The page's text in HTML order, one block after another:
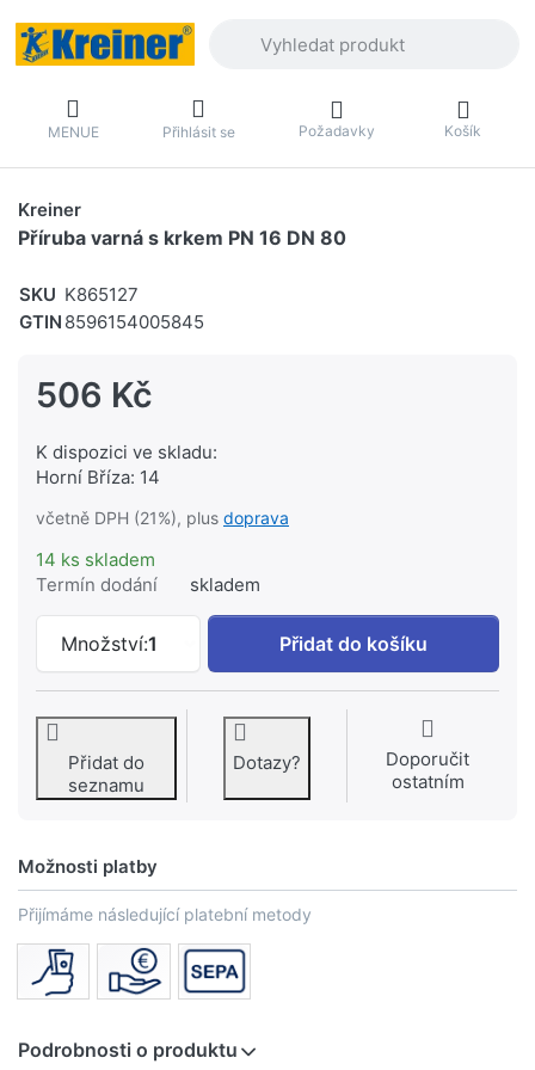
MENUE Přihlásit se Požadavky Košík
Kreiner
Příruba varná s krkem PN 16 DN 80
SKU K865127
GTIN 8596154005845
506 Kč
K dispozici ve skladu:
Horní Bříza: 14
včetně DPH (21%), plus doprava
14 ks skladem
Termín dodání
skladem
Množství:1
Příruba varná s krkem PN 16 DN 80 k
Přidat do košíku
Přidat do
seznamu
Dotazy?
Doporučit
ostatním
Možnosti platby
Přijímáme následující platební metody
Podrobnosti o produktu